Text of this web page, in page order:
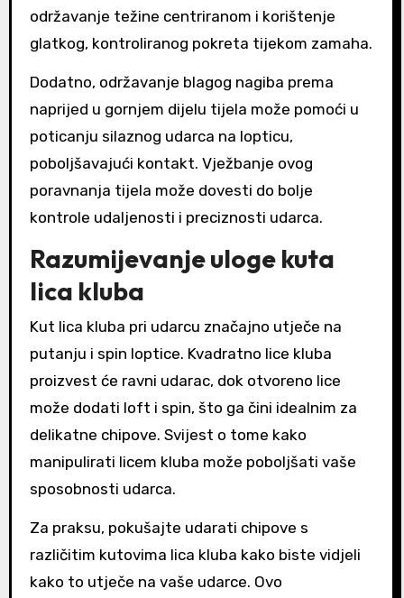
održavanje težine centriranom i korištenje
glatkog, kontroliranog pokreta tijekom zamaha.
Dodatno, održavanje blagog nagiba prema
naprijed u gornjem dijelu tijela može pomoći u
poticanju silaznog udarca na lopticu,
poboljšavajući kontakt. Vježbanje ovog
poravnanja tijela može dovesti do bolje
kontrole udaljenosti i preciznosti udarca.
Razumijevanje uloge kuta
lica kluba
Kut lica kluba pri udarcu značajno utječe na
putanju i spin loptice. Kvadratno lice kluba
proizvest će ravni udarac, dok otvoreno lice
može dodati loft i spin, što ga čini idealnim za
delikatne chipove. Svijest o tome kako
manipulirati licem kluba može poboljšati vaše
sposobnosti udarca.
Za praksu, pokušajte udarati chipove s
različitim kutovima lica kluba kako biste vidjeli
kako to utječe na vaše udarce. Ovo